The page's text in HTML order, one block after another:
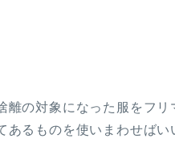
離の対象になった服をフ
あるものを使いまわせば